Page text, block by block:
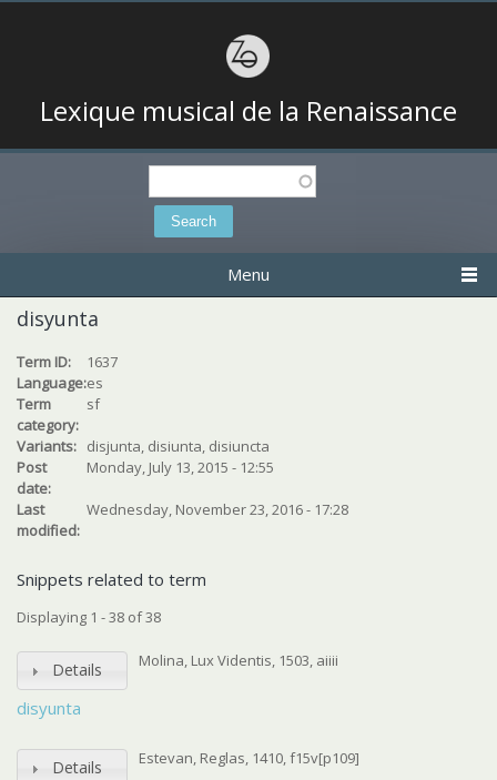
Lexique musical de la Renaissance
Search
Menu
disyunta
Term ID:
1637
Language:es
Term
category:
sf
Variants: disjunta, disiunta, disiuncta
Post
date:
Monday, July 13, 2015 - 12:55
Last
modified:
Wednesday, November 23, 2016 - 17:28
Snippets related to term
Displaying 1 - 38 of 38
Details
disyunta
Molina, Lux Videntis, 1503, aiiii
Details Estevan, Reglas, 1410, f15v[p109]